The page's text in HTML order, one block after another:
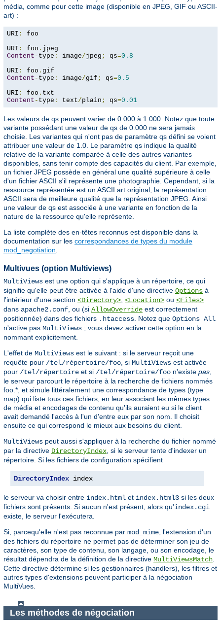
média, comme pour cette image (disponible en JPEG, GIF ou ASCII-
art) :
URI :
foo
URI : foo .
Content - type : image/jpeg ; qs=0.8
URI : foo .
Content - type : image/gif ; qs=0.5
URI : foo .
Content - type : text/plain ; qs=0.01
Les valeurs de qs peuvent varier de 0.000 à 1.000. Notez que toute
variante possédant une valeur de qs de 0.000 ne sera jamais
choisie. Les variantes qui n'ont pas de paramètre qs défini se voient
attribuer une valeur de 1.0. Le paramètre qs indique la qualité
relative de la variante comparée à celle des autres variantes
disponibles, sans tenir compte des capacités du client. Par exemple,
un fichier JPEG possède en général une qualité supérieure à celle
d'un fichier ASCII s'il représente une photographie. Cependant, si la
ressource représentée est un ASCII art original, la représentation
ASCII sera de meilleure qualité que la représentation JPEG. Ainsi
une valeur de qs est associée à une variante en fonction de la
nature de la ressource qu'elle représente.
La liste complète des en-têtes reconnus est disponible dans la
documentation sur les correspondances de types du module
mod_negotiation
Multivues (option Multiviews)
MultiViews est une option qui s'applique à un répertoire, ce qui
signifie qu'elle peut être activée à l'aide d'une directive Options à
l'intérieur d'une section <Directory> <Location> ou <Files>
dans apache2.conf , ou (si AllowOverride est correctement
positionnée) dans des fichiers .htaccess . Notez que Options All
n'active pas MultiViews ; vous devez activer cette option en la
nommant explicitement.
L'effet de MultiViews est le suivant : si le serveur reçoit une
requête pour /tel/répertoire/foo , si MultiViews est activée
pour /tel/répertoire et si /tel/répertoire/foo n'existe pas
le serveur parcourt le répertoire à la recherche de fichiers nommés
foo.*, et simule littéralement une correspondance de types (type
map) qui liste tous ces fichiers, en leur associant les mêmes types
de média et encodages de contenu qu'ils auraient eu si le client
avait demandé l'accès à l'un d'entre eux par son nom. Il choisit
ensuite ce qui correspond le mieux aux besoins du client.
MultiViews peut aussi s'appliquer à la recherche du fichier nommé
par la directive DirectoryIndex , si le serveur tente d'indexer un
répertoire. Si les fichiers de configuration spécifient
DirectoryIndex index
le serveur va choisir entre index.html et index.html3 si les deux
fichiers sont présents. Si aucun n'est présent, alors qu'index.cgi
existe, le serveur l'exécutera.
Si, parcequ'elle n'est pas reconnue par mod_mime , l'extension d'un
des fichiers du répertoire ne permet pas de déterminer son jeu de
caractères, son type de contenu, son langage, ou son encodage, le
résultat dépendra de la définition de la directive MultiViewsMatch
Cette directive détermine si les gestionnaires (handlers), les filtres et
autres types d'extensions peuvent participer à la négociation
MultiVues.
Les méthodes de négociation